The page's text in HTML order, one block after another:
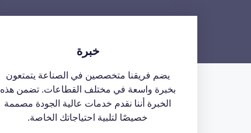
خبرة
يضم فريقنا متخصصين في الصناعة يتمتعون
بخبرة واسعة في مختلف القطاعات. تضمن هذه
الخبرة أننا نقدم خدمات عالية الجودة مصممة
خصيصًا لتلبية احتياجاتك الخاصة.